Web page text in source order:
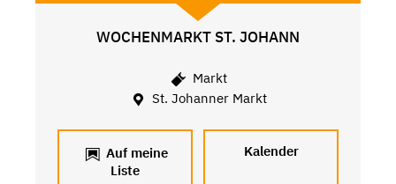
WOCHENMARKT ST. JOHANN
Markt
St. Johanner Markt
Auf meine
Liste
Kalender